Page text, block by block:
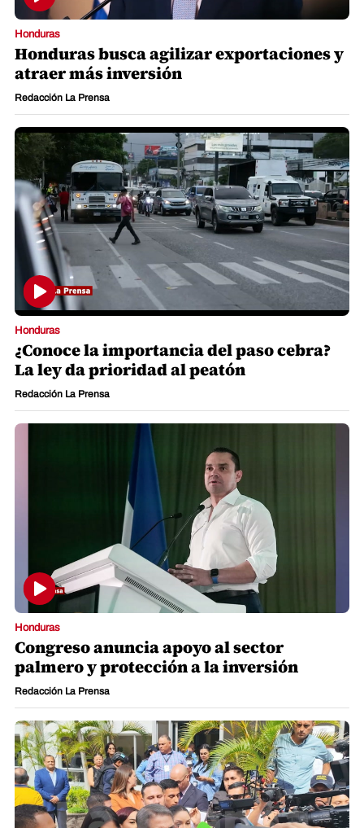
Honduras
Honduras busca agilizar exportaciones y
atraer más inversión
Redacción La Prensa
Honduras
¿Conoce la importancia del paso cebra?
La ley da prioridad al peatón
Redacción La Prensa
Honduras
Congreso anuncia apoyo al sector
palmero y protección a la inversión
Redacción La Prensa